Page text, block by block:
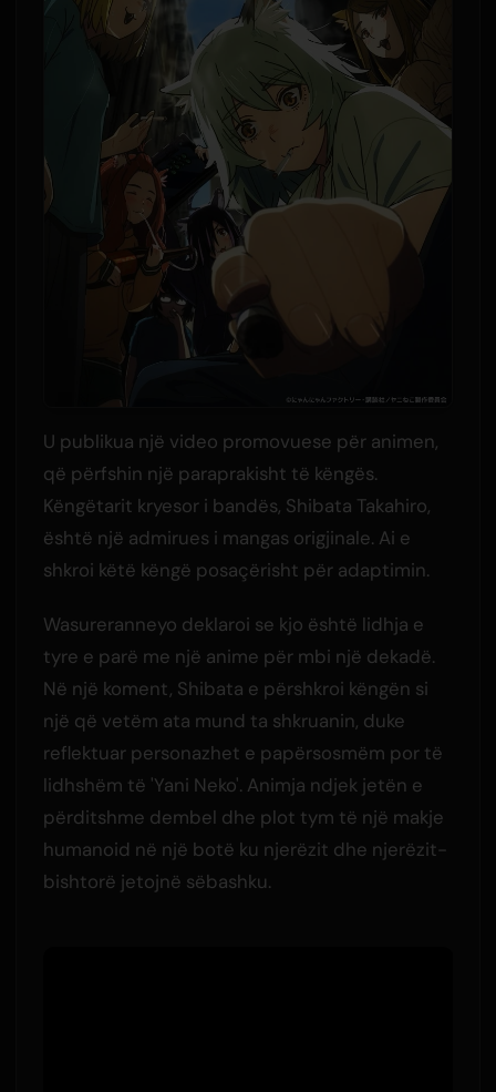
U publikua një video promovuese për animen,
që përfshin një paraprakisht të këngës.
Këngëtarit kryesor i bandës, Shibata Takahiro,
është një admirues i mangas origjinale. Ai e
shkroi këtë këngë posaçërisht për adaptimin.
Wasureranneyo deklaroi se kjo është lidhja e
tyre e parë me një anime për mbi një dekadë.
Në një koment, Shibata e përshkroi këngën si
një që vetëm ata mund ta shkruanin, duke
reflektuar personazhet e papërsosmëm por të
lidhshëm të 'Yani Neko'. Animja ndjek jetën e
përditshme dembel dhe plot tym të një makje
humanoid në një botë ku njerëzit dhe njerëzit-
bishtorë jetojnë sëbashku.